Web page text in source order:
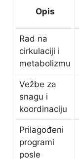
Opis
Rad na
cirkulaciji i
metabolizmu
Vežbe za
snagu i
koordinaciju
Prilagođeni
programi
posle